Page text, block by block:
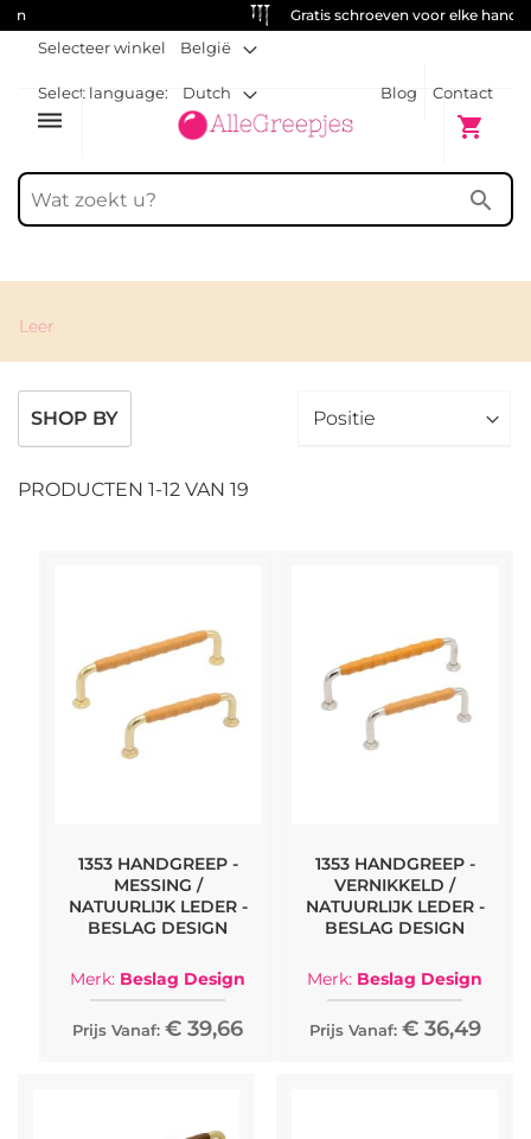
Gratis schroeven voor elke handgreep
Blog Contact
Selecteer winkel België
Select language: Dutch
dehaze shopping_cart
search
Leer
PRODUCTEN 1-12 VAN 19
1353 HANDGREEP -
MESSING /
NATUURLIJK LEDER -
BESLAG DESIGN
Merk: Beslag Design
Prijs Vanaf: € 39,66
1353 HANDGREEP -
VERNIKKELD /
NATUURLIJK LEDER -
BESLAG DESIGN
Merk: Beslag Design
Prijs Vanaf: € 36,49
SHOP BY